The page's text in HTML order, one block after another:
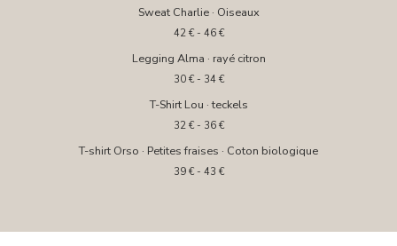
Sweat Charlie · Oiseaux
42 €- 46 €
Legging Alma · rayé citron
30 €- 34 €
T-Shirt Lou · teckels
32 €- 36 €
T-shirt Orso · Petites fraises · Coton biologique
39 €- 43 €